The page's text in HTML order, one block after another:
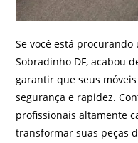
Se você está
Sobradinho DF, acabou
garantir que seus
segurança e rapidez.
profissionais altamente
transformar suas peças